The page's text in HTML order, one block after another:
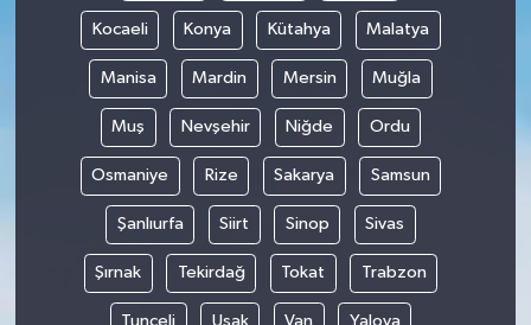
Kocaeli Konya Kütahya Malatya
Manisa Mardin Mersin Muğla
Muş Nevşehir Niğde Ordu
Osmaniye Rize Sakarya Samsun
Şanlıurfa Siirt Sinop Sivas
Şırnak Tekirdağ Tokat Trabzon
Tunceli Uşak Van Yalova